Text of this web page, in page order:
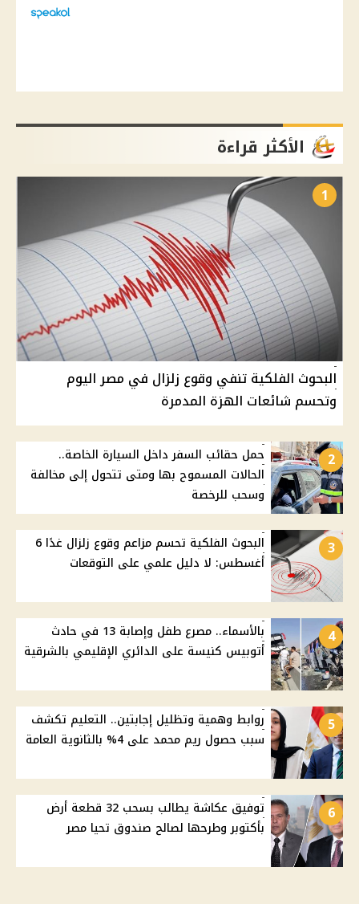
الأكثر قراءة
1
البحوث الفلكية تنفي وقوع زلزال في مصر اليوم
وتحسم شائعات الهزة المدمرة
2
حمل حقائب السفر داخل السيارة الخاصة..
الحالات المسموح بها ومتى تتحول إلى مخالفة
وسحب للرخصة
3
البحوث الفلكية تحسم مزاعم وقوع زلزال غدًا 6
أغسطس: لا دليل علمي على التوقعات
4
بالأسماء.. مصرع طفل وإصابة 13 في حادث
أتوبيس كنيسة على الدائري الإقليمي بالشرقية
5
روابط وهمية وتظليل إجابتين.. التعليم تكشف
سبب حصول ريم محمد على 4% بالثانوية العامة
6
توفيق عكاشة يطالب بسحب 32 قطعة أرض
بأكتوبر وطرحها لصالح صندوق تحيا مصر